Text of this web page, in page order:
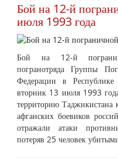
Бой на 12-й
июля 1993 года
Бой на 12-й
погранотряда Группы
Федерации в
вторник 13 июля 1993
территорию
афганских боевиков
отражали атаки
потеряв 25 человек